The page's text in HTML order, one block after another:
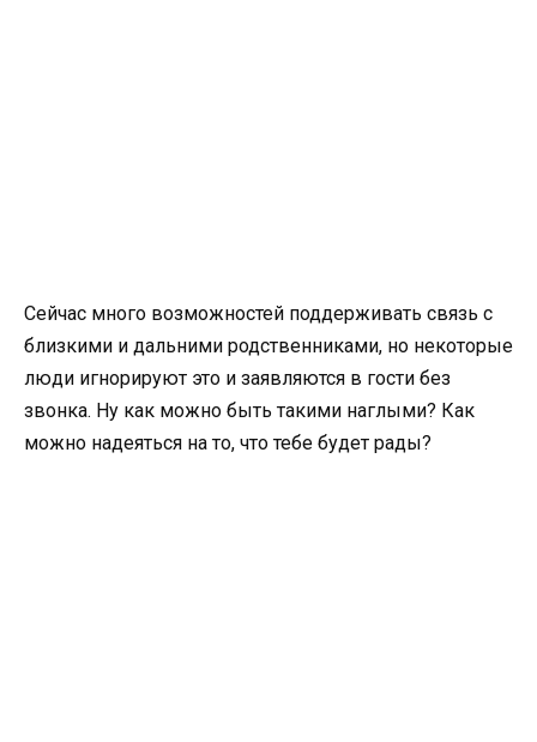
Сейчас много возможностей поддерживать связь с
близкими и дальними родственниками, но некоторые
люди игнорируют это и заявляются в гости без
звонка. Ну как можно быть такими наглыми? Как
можно надеяться на то, что тебе будет рады?